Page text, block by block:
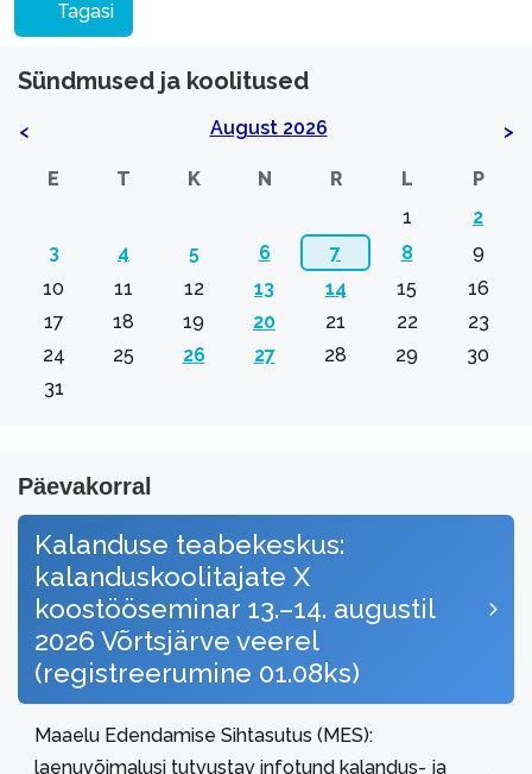
Tagasi
Sündmused ja koolitused
< August 2026 >
E T K N R L
P
1
2
3
4 5 6 7 8
9
10
11 12 13 14 15
16
17
18 19 20 21 22
23
24
25 26 27 28 29
30
31
Päevakorral
Kalanduse teabekeskus:
kalanduskoolitajate X
koostööseminar 13.–14. augustil
2026 Võrtsjärve veerel
(registreerumine 01.08ks)
Maaelu Edendamise Sihtasutus (MES):
laenuvõimalusi tutvustav infotund kalandus- ja